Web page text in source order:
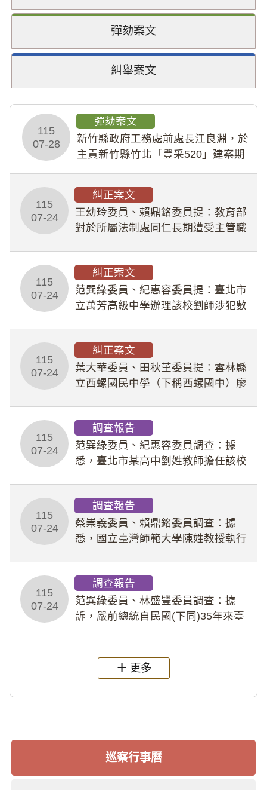
彈劾案文
糾舉案文
115
07-28
彈劾案文
新竹縣政府工務處前處長江良淵，於
主責新竹縣竹北「豐采520」建案期
幣1,483萬餘元，並長期收受建商餽
贈；復罔顧公共安全，圖利默許建商
於停工期間
115
07-24
糾正案文
王幼玲委員、賴鼎銘委員提：教育部
對於所屬法制處同仁長期遭受主管職
人員保障法」及「職業安全衛生法」
所定維護公務人員
115
07-24
糾正案文
范巽綠委員、紀惠容委員提：臺北市
立萬芳高級中學辦理該校劉師涉犯數
業把關與糾錯功能，不僅首份調查報
告漏未審酌師生不
115
07-24
糾正案文
葉大華委員、田秋堇委員提：雲林縣
立西螺國民中學（下稱西螺國中）廖
教羽球隊學生等行為，歷經該校校園
事件處理會議（下
115
07-24
調查報告
范巽綠委員、紀惠容委員調查：據
悉，臺北市某高中劉姓教師擔任該校
行拍攝特定樣態性影像並以手機傳送
劉師。該生因畏懼成
115
07-24
調查報告
蔡崇義委員、賴鼎銘委員調查：據
悉，國立臺灣師範大學陳姓教授執行
術倫理等情案調查報告。(115教調
31)
115
07-24
調查報告
范巽綠委員、林盛豐委員調查：據
訴，嚴前總統自民國(下同)35年來臺
過世後，總統府於89年間函請其家屬
繼續留住
更多
巡察行事曆